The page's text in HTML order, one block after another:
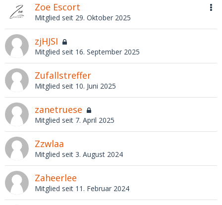
Zoe Escort
Mitglied seit 29. Oktober 2025
zjHJSI
Mitglied seit 16. September 2025
Zufallstreffer
Mitglied seit 10. Juni 2025
zanetruese
Mitglied seit 7. April 2025
Zzwlaa
Mitglied seit 3. August 2024
Zaheerlee
Mitglied seit 11. Februar 2024